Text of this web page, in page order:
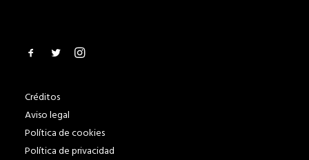
Créditos
Aviso legal
Política de cookies
Política de privacidad